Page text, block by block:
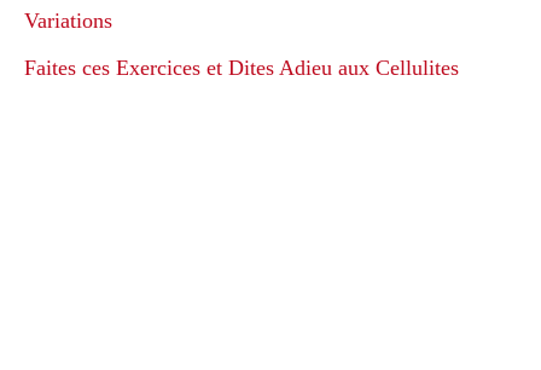
Variations
Faites ces Exercices et Dites Adieu aux Cellulites